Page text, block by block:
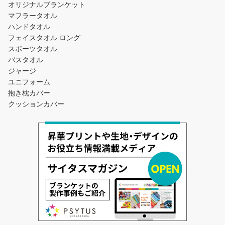
オリジナルブランケット
マフラータオル
ハンドタオル
フェイスタオル ロング
スポーツタオル
バスタオル
ジャージ
ユニフォーム
抱き枕カバー
クッションカバー